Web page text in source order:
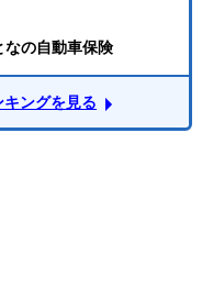
の自動車保険
ングを見る